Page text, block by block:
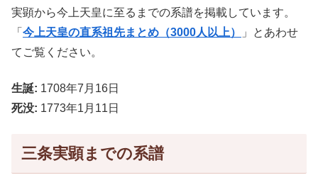
実顕から今上天皇に至るまでの系譜を掲載しています。
「 今上天皇の直系祖先まとめ（3000人以上）
」とあわせ
てご覧ください。
生誕: 1708年7月16日
死没: 1773年1月11日
三条実顕までの系譜